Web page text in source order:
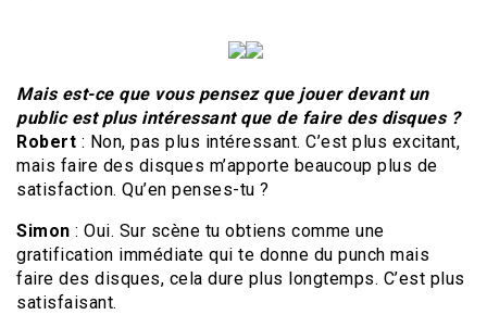
Mais est-ce que vous pensez que jouer devant un
public est plus intéressant que de faire des disques ?
Robert : Non, pas plus intéressant. C’est plus excitant,
mais faire des disques m’apporte beaucoup plus de
satisfaction. Qu’en penses-tu ?
Simon : Oui. Sur scène tu obtiens comme une
gratification immédiate qui te donne du punch mais
faire des disques, cela dure plus longtemps. C’est plus
satisfaisant.